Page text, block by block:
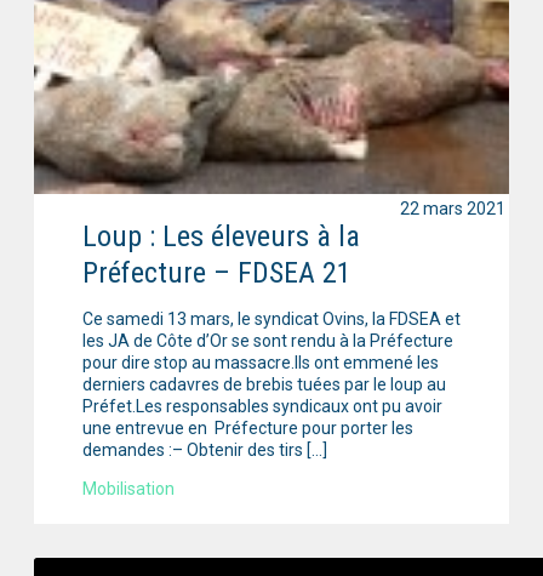
Loup : Les éleveurs à la
Préfecture – FDSEA 21
Ce samedi 13 mars, le syndicat Ovins, la FDSEA et
les JA de Côte d’Or se sont rendu à la Préfecture
pour dire stop au massacre.Ils ont emmené les
derniers cadavres de brebis tuées par le loup au
Préfet.Les responsables syndicaux ont pu avoir
une entrevue en Préfecture pour porter les
demandes :– Obtenir des tirs […]
Mobilisation
22 mars 2021